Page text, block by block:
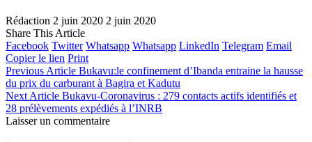
Rédaction 2 juin 2020 2 juin 2020
Share This Article
Facebook Twitter Whatsapp Whatsapp LinkedIn Telegram Email
Copier le lien Print
Previous Article Bukavu:le confinement d’Ibanda entraine la hausse
du prix du carburant à Bagira et Kadutu
Next Article Bukavu-Coronavirus : 279 contacts actifs identifiés et
28 prélèvements expédiés à l’INRB
Laisser un commentaire